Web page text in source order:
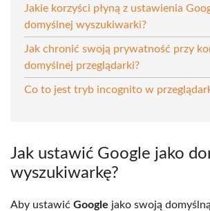
Jakie korzyści płyną z ustawienia
domyślnej wyszukiwarki?
Jak chronić swoją prywatność przy
domyślnej przeglądarki?
Co to jest tryb incognito w
Jak ustawić Google jako
wyszukiwarkę?
Aby ustawić Google jako swoją